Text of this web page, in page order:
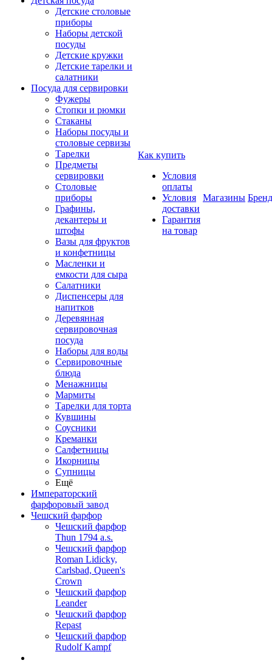
Детские столовые
приборы
Наборы детской
посуды
Детские кружки
Детские тарелки и
салатники
Посуда для сервировки
Фужеры
Стопки и рюмки
Стаканы
Наборы посуды и
столовые сервизы
Тарелки
Предметы
сервировки
Столовые
приборы
Графины,
декантеры и
штофы
Вазы для фруктов
и конфетницы
Масленки и
емкости для сыра
Салатники
Диспенсеры для
напитков
Деревянная
сервировочная
посуда
Наборы для воды
Сервировочные
блюда
Менажницы
Мармиты
Тарелки для торта
Кувшины
Соусники
Креманки
Салфетницы
Икорницы
Супницы
Ещё
Императорский
фарфоровый завод
Чешский фарфор
Чешский фарфор
Thun 1794 a.s.
Чешский фарфор
Roman Lidicky,
Carlsbad, Queen's
Crown
Чешский фарфор
Leander
Чешский фарфор
Repast
Чешский фарфор
Rudolf Kampf
Как купить
Условия
оплаты
Условия
доставки
Гарантия
на товар
Магазины